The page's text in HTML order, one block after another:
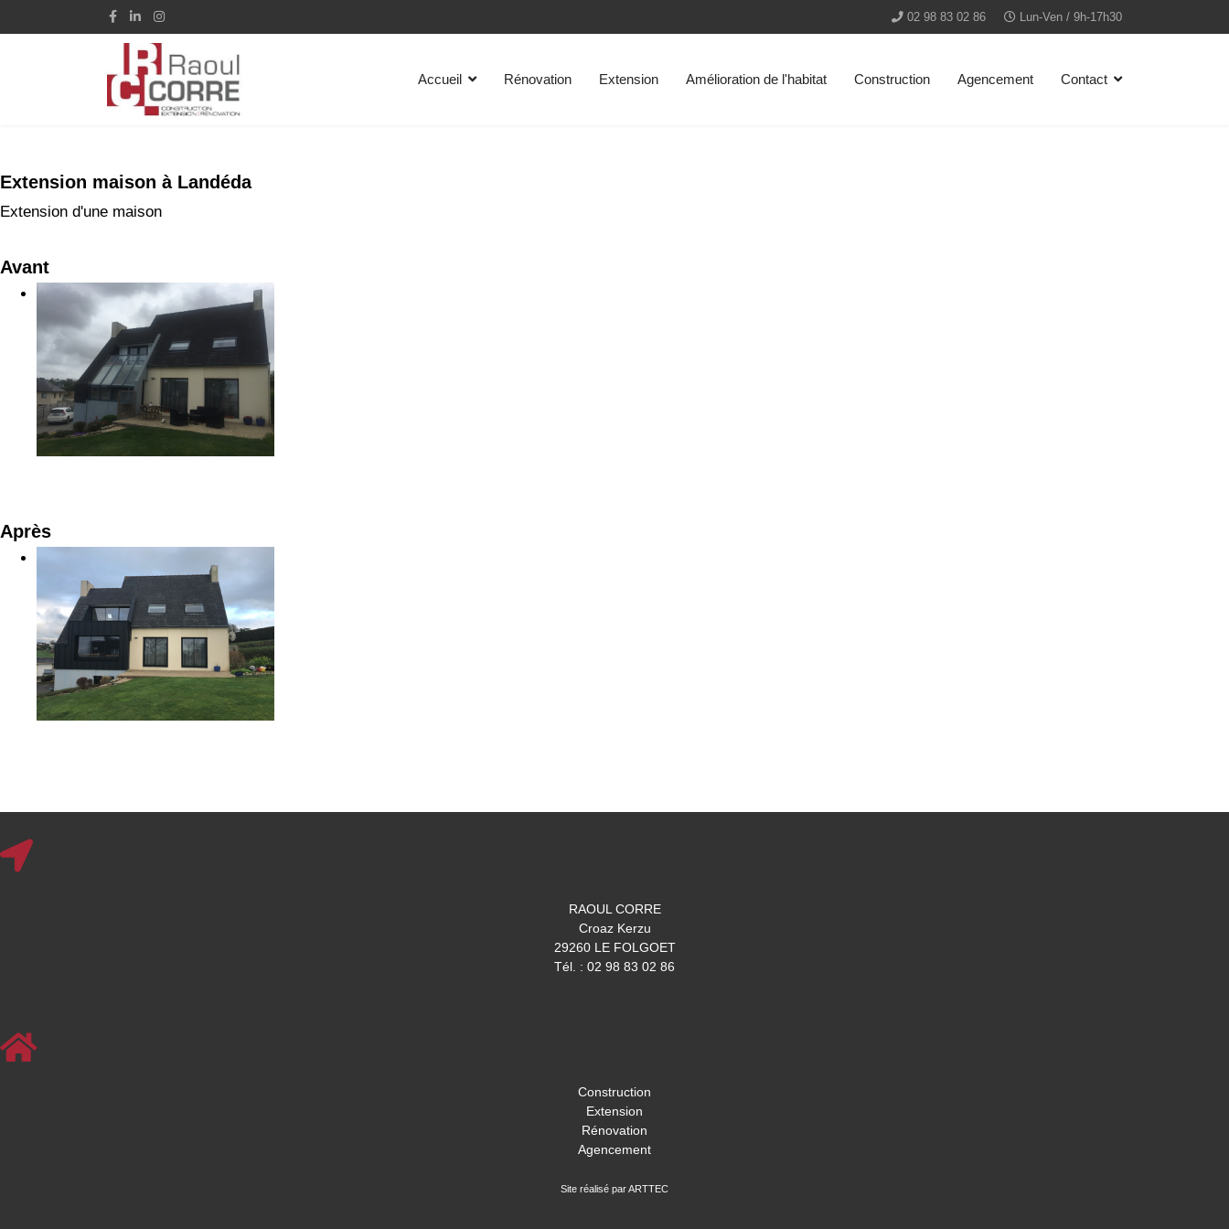
02 98 83 02 86 Lun-Ven / 9h-17h30
Accueil Rénovation Extension Amélioration de l'habitat Construction Agencement Contact
Extension maison à Landéda
Extension d'une maison
Avant
Après
RAOUL CORRE
Croaz Kerzu
29260 LE FOLGOET
Tél. : 02 98 83 02 86
Construction
Extension
Rénovation
Agencement
Site réalisé par ARTTEC